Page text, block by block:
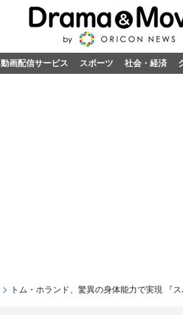
動画配信サービス スポーツ 社会・経済
トム・ホランド、驚異の身体能力で実現 『